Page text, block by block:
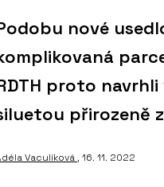
nové
proto
přirozeně
Vaculíková, 16. 11. 2022